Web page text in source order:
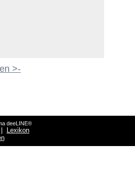
>-
deeLINE®
Lexikon